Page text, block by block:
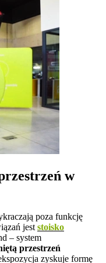
w
poza funkcję
jest stoisko
– system
przestrzeń
zyskuje formę